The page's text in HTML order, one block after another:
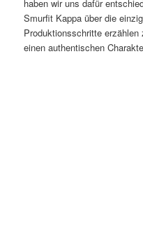
haben wir uns dafür
Smurfit Kappa über die
Produktionsschritte
einen authentischen